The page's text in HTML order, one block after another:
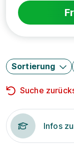
Sortierung
Suche
Infos